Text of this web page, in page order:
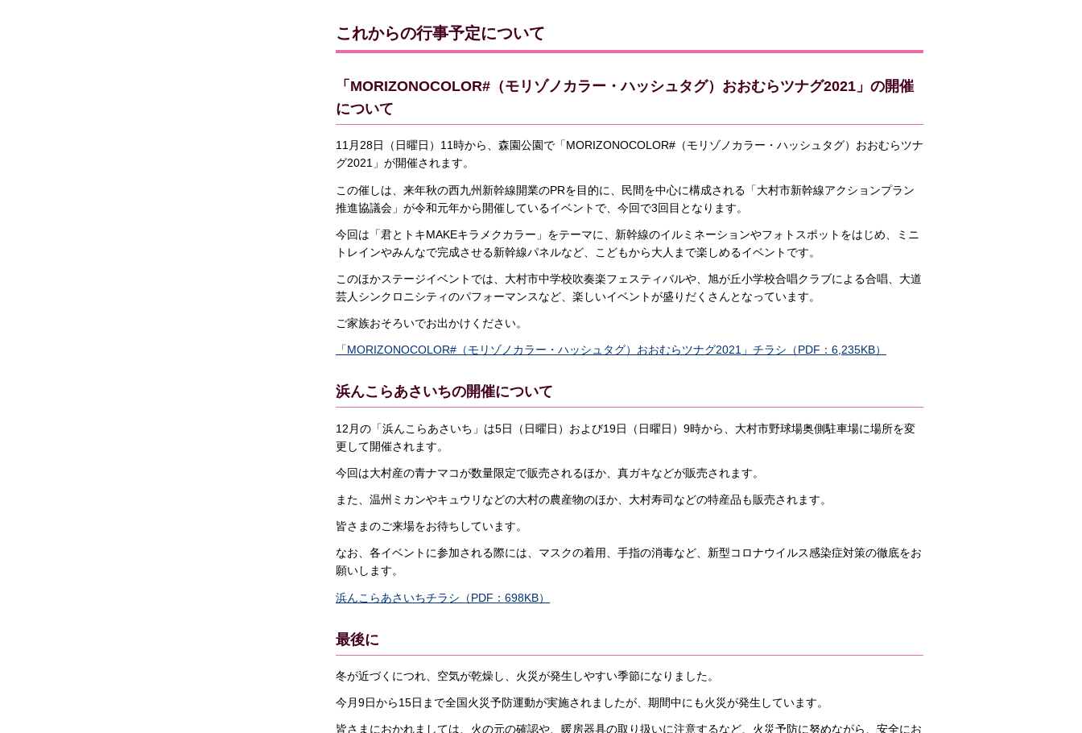
これからの行事予定について
「MORIZONOCOLOR#（モリゾノカラー・ハッシュタグ）おおむらツナグ2021」の開催
について
11月28日（日曜日）11時から、森園公園で「MORIZONOCOLOR#（モリゾノカラー・ハッシュタグ）おおむらツナ
グ2021」が開催されます。
この催しは、来年秋の西九州新幹線開業のPRを目的に、民間を中心に構成される「大村市新幹線アクションプラン
推進協議会」が令和元年から開催しているイベントで、今回で3回目となります。
今回は「君とトキMAKEキラメクカラー」をテーマに、新幹線のイルミネーションやフォトスポットをはじめ、ミニ
トレインやみんなで完成させる新幹線パネルなど、こどもから大人まで楽しめるイベントです。
このほかステージイベントでは、大村市中学校吹奏楽フェスティバルや、旭が丘小学校合唱クラブによる合唱、大道
芸人シンクロニシティのパフォーマンスなど、楽しいイベントが盛りだくさんとなっています。
ご家族おそろいでお出かけください。
「MORIZONOCOLOR#（モリゾノカラー・ハッシュタグ）おおむらツナグ2021」チラシ（PDF：6,235KB）
浜んこらあさいちの開催について
12月の「浜んこらあさいち」は5日（日曜日）および19日（日曜日）9時から、大村市野球場奥側駐車場に場所を変
更して開催されます。
今回は大村産の青ナマコが数量限定で販売されるほか、真ガキなどが販売されます。
また、温州ミカンやキュウリなどの大村の農産物のほか、大村寿司などの特産品も販売されます。
皆さまのご来場をお待ちしています。
なお、各イベントに参加される際には、マスクの着用、手指の消毒など、新型コロナウイルス感染症対策の徹底をお
願いします。
浜んこらあさいちチラシ（PDF：698KB）
最後に
冬が近づくにつれ、空気が乾燥し、火災が発生しやすい季節になりました。
今月9日から15日まで全国火災予防運動が実施されましたが、期間中にも火災が発生しています。
皆さまにおかれましては、火の元の確認や、暖房器具の取り扱いに注意するなど、火災予防に努めながら、安全にお